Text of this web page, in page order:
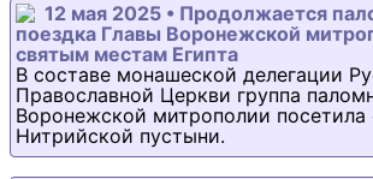
12 мая 2025 • Продолжается
поездка Главы Воронежской
святым местам Египта
В составе монашеской делегации
Православной Церкви группа
Воронежской митрополии посетила
Нитрийской пустыни.